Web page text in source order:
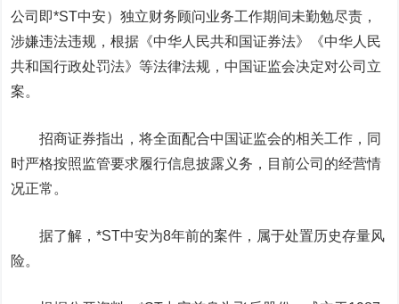
公司即*ST中安）独立财务顾问业务工作期间未勤勉尽责，
涉嫌违法违规，根据《中华人民共和国证券法》《中华人民
共和国行政处罚法》等法律法规，中国证监会决定对公司立
案。
招商证券指出，将全面配合中国证监会的相关工作，同
时严格按照监管要求履行信息披露义务，目前公司的经营情
况正常。
据了解，*ST中安为8年前的案件，属于处置历史存量风
险。